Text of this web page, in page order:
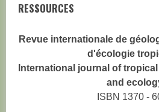
RESSOURCES
Revue internationale de
d'écologie
International journal of
and
ISBN 1370 -